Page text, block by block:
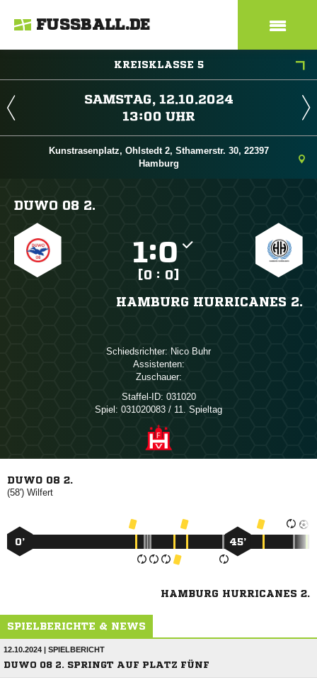
FUSSBALL.DE
KREISKLASSE 5
 
 
Kunstrasenplatz, Ohlstedt 2, Sthamerstr. 30, 22397
Hamburg
DUWO 08 2.
:
[0 : 0]
HAMBURG HURRICANES 2.
Schiedsrichter:  
Assistenten:
Zuschauer:
Staffel-ID: 031020
Spiel: 031020083 / 11. Spieltag
DUWO 08 2.
(58') 
0’ 45’
HAMBURG HURRICANES 2.
SPIELBERICHTE & NEWS
12.10.2024 | SPIELBERICHT
DUWO 08 2. SPRINGT AUF PLATZ FÜNF